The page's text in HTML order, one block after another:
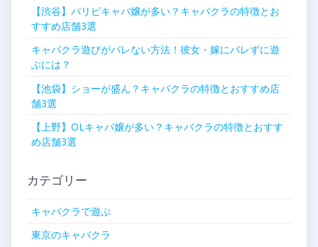
【渋谷】パリピキャバ嬢が多い？キャバクラの特徴とお
すすめ店舗3選
キャバクラ遊びがバレない方法！彼女・嫁にバレずに遊
ぶには？
【池袋】ショーが盛ん？キャバクラの特徴とおすすめ店
舗3選
【上野】OLキャバ嬢が多い？キャバクラの特徴とおすす
め店舗3選
カテゴリー
キャバクラで遊ぶ
東京のキャバクラ